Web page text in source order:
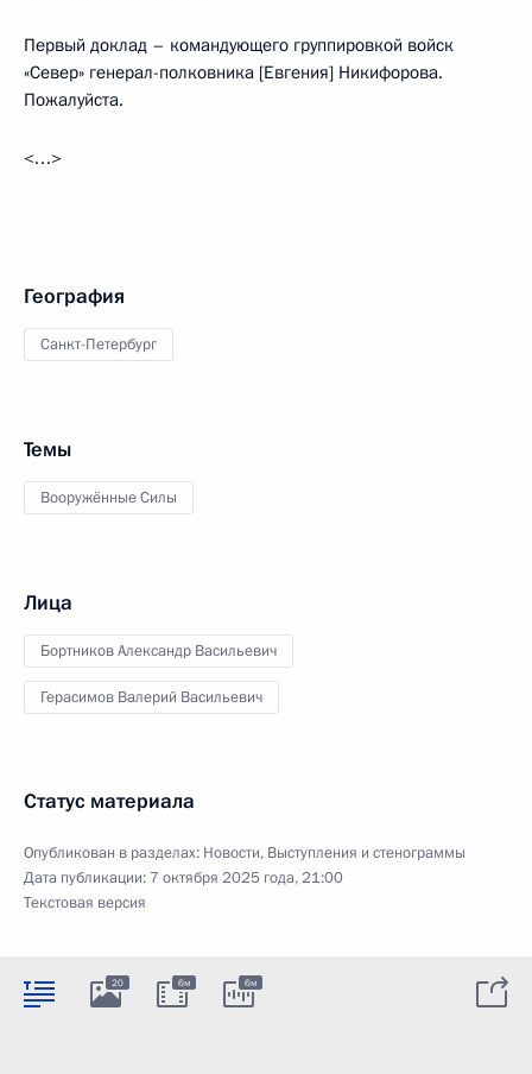
Первый доклад – командующего группировкой войск
«Север» генерал-полковника [Евгения] Никифорова.
Пожалуйста.
<…>
География
Санкт-Петербург
Темы
Вооружённые Силы
Лица
Бортников Александр Васильевич
Герасимов Валерий Васильевич
Статус материала
Опубликован в разделах: Новости, Выступления и стенограммы
Дата публикации: 7 октября 2025 года, 21:00
Текстовая версия
20 6м 6м